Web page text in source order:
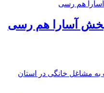
بخش آسارا هم رسی